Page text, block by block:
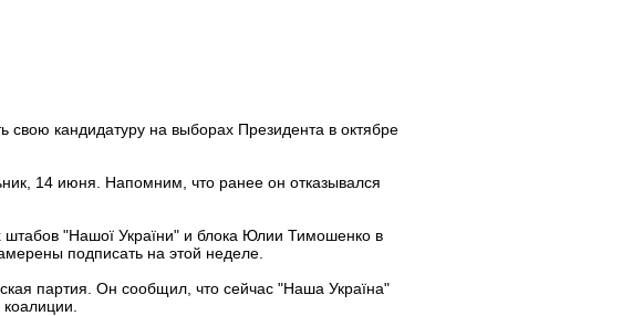
кандидатуру на выборах Президента в октябре
14 июня. Напомним, что ранее он отказывался
"Нашої України" и блока Юлии Тимошенко в
подписать на этой неделе.
партия. Он сообщил, что сейчас "Наша Україна"